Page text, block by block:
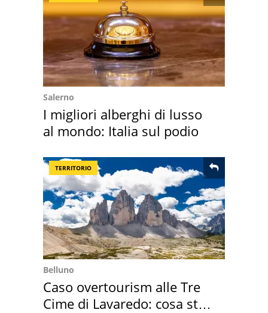
Salerno
I migliori alberghi di lusso
al mondo: Italia sul podio
TERRITORIO
Belluno
Caso overtourism alle Tre
Cime di Lavaredo: cosa sta